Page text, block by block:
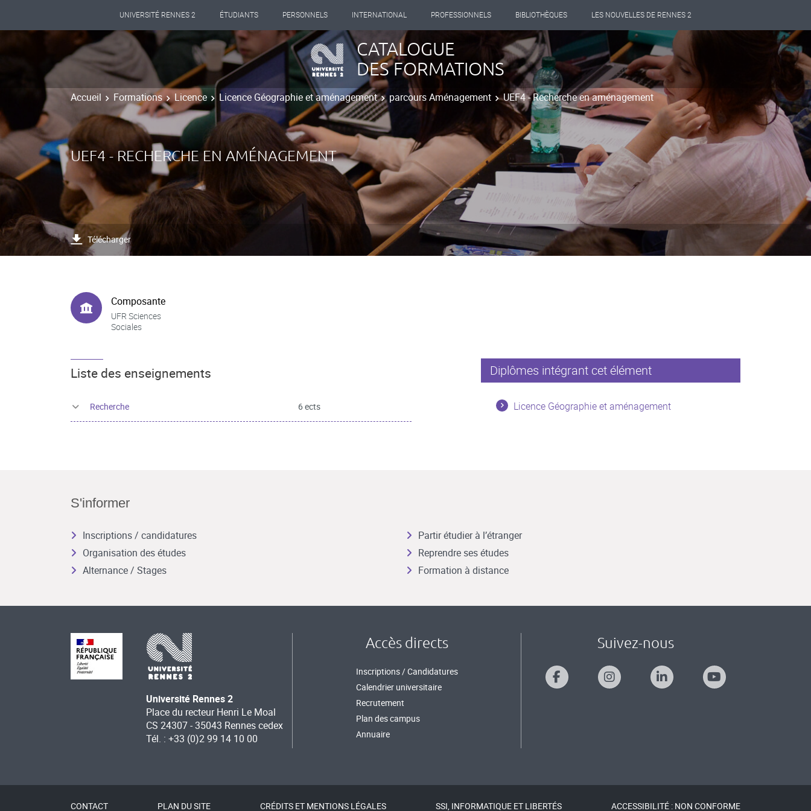
UNIVERSITÉ RENNES 2 ÉTUDIANTS PERSONNELS INTERNATIONAL PROFESSIONNELS BIBLIOTHÈQUES LES NOUVELLES DE RENNES 2
CATALOGUE
DES FORMATIONS
Accueil Formations Licence Licence Géographie et aménagement parcours Aménagement UEF4 - Recherche en aménagement
UEF4 - RECHERCHE EN AMÉNAGEMENT
Télécharger
Composante
UFR Sciences
Sociales
Liste des enseignements
Recherche 6 ects
Diplômes intégrant cet élément
Licence Géographie et aménagement
S'informer
Inscriptions / candidatures
Organisation des études
Alternance / Stages
Partir étudier à l’étranger
Reprendre ses études
Formation à distance
Université Rennes 2
Place du recteur Henri Le Moal
CS 24307 - 35043 Rennes cedex
Tél. : +33 (0)2 99 14 10 00
Accès directs
Inscriptions / Candidatures
Calendrier universitaire
Recrutement
Plan des campus
Annuaire
Suivez-nous
CONTACT PLAN DU SITE CRÉDITS ET MENTIONS LÉGALES SSI, INFORMATIQUE ET LIBERTÉS ACCESSIBILITÉ : NON CONFORME